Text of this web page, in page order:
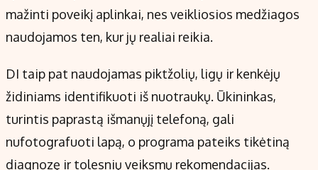
mažinti poveikį aplinkai, nes veikliosios medžiagos
naudojamos ten, kur jų realiai reikia.
DI taip pat naudojamas piktžolių, ligų ir kenkėjų
židiniams identifikuoti iš nuotraukų. Ūkininkas,
turintis paprastą išmanųjį telefoną, gali
nufotografuoti lapą, o programa pateiks tikėtiną
diagnozę ir tolesnių veiksmų rekomendacijas.